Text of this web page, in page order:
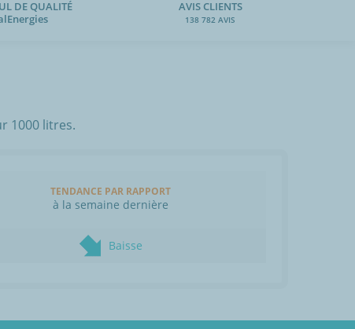
DE QUALITÉ
AVIS CLIENTS
138 782 AVIS
1000 litres.
TENDANCE PAR RAPPORT
à la semaine dernière
Baisse